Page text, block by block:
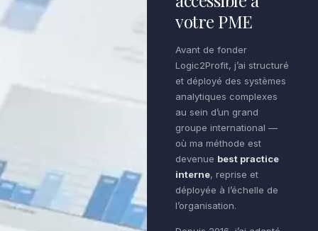
votre PME
Avant de fonder
Logic2Profit, j’ai structuré
et déployé des systèmes
analytiques complexes
au sein d’un grand
groupe international —
où ma méthode est
devenue best practice
interne, reprise et
déployée à l’échelle de
l’organisation.